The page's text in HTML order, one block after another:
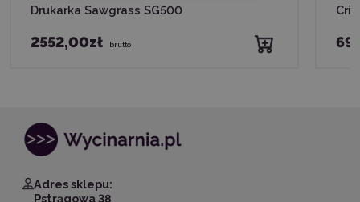
Drukarka Sawgrass SG500
2552,00zł brutto
Adres sklepu:
Pstrągowa 38